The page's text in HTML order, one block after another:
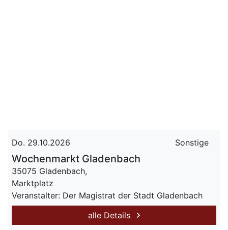
Do. 29.10.2026 Sonstige
Wochenmarkt Gladenbach
35075 Gladenbach,
Marktplatz
Veranstalter: Der Magistrat der Stadt Gladenbach
alle Details